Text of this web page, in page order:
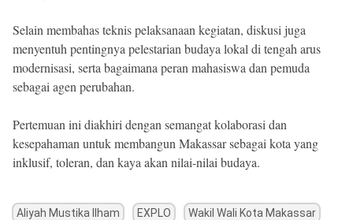
Selain membahas teknis pelaksanaan kegiatan, diskusi juga
menyentuh pentingnya pelestarian budaya lokal di tengah arus
modernisasi, serta bagaimana peran mahasiswa dan pemuda
sebagai agen perubahan.
Pertemuan ini diakhiri dengan semangat kolaborasi dan
kesepahaman untuk membangun Makassar sebagai kota yang
inklusif, toleran, dan kaya akan nilai-nilai budaya.
Aliyah Mustika Ilham EXPLO Wakil Wali Kota Makassar